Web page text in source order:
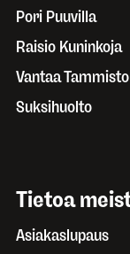
Pori Puuvilla
Raisio Kuninkoja
Vantaa Tammisto
Suksihuolto
Tietoa
Asiakaslupaus